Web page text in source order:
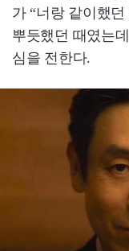
가 “너랑 같이했
뿌듯했던 때였는
심을 전한다.